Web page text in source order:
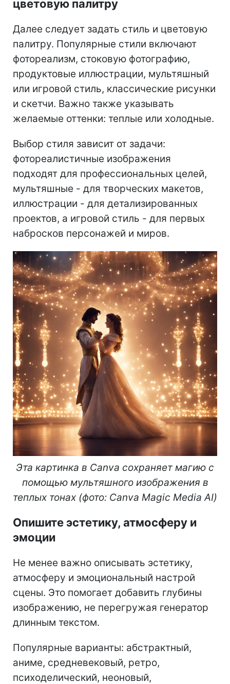
цветовую палитру
Далее следует задать стиль и цветовую
палитру. Популярные стили включают
фотореализм, стоковую фотографию,
продуктовые иллюстрации, мультяшный
или игровой стиль, классические рисунки
и скетчи. Важно также указывать
желаемые оттенки: теплые или холодные.
Выбор стиля зависит от задачи:
фотореалистичные изображения
подходят для профессиональных целей,
мультяшные - для творческих макетов,
иллюстрации - для детализированных
проектов, а игровой стиль - для первых
набросков персонажей и миров.
Эта картинка в Canva сохраняет магию с
помощью мультяшного изображения в
теплых тонах (фото: Canva Magic Media AI)
Опишите эстетику, атмосферу и
эмоции
Не менее важно описывать эстетику,
атмосферу и эмоциональный настрой
сцены. Это помогает добавить глубины
изображению, не перегружая генератор
длинным текстом.
Популярные варианты: абстрактный,
аниме, средневековый, ретро,
психоделический, неоновый,